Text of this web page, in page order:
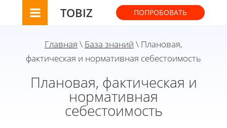
TOBIZ ПОПРОБОВАТЬ
Главная \ База знаний \ Плановая,
фактическая и нормативная себестоимость
Плановая, фактическая и
нормативная
себестоимость